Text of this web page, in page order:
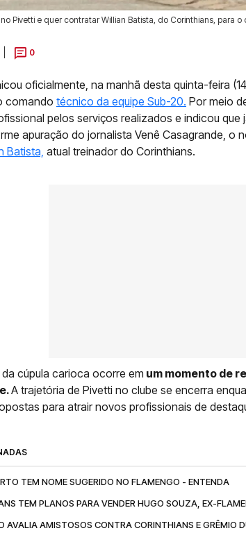
Pivetti e quer contratar Willian Batista, do Corinthians, para
0
oficialmente, na manhã desta quinta-feira
comando técnico da equipe Sub-20. Por meio
pelos serviços realizados e indicou que
apuração do jornalista Venê Casagrande, o
Batista, atual treinador do Corinthians.
cúpula carioca ocorre em um momento de
A trajetória de Pivetti no clube se encerra
para atrair novos profissionais de
TEM NOME SUGERIDO NO FLAMENGO - ENTENDA
TEM PLANOS PARA VENDER HUGO SOUZA, EX-
AVALIA AMISTOSOS CONTRA CORINTHIANS E GRÊMIO